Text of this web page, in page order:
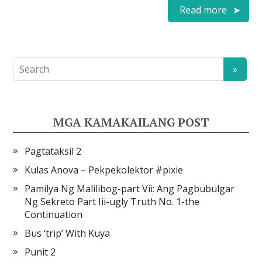
Read more
MGA KAMAKAILANG POST
Pagtataksil 2
Kulas Anova – Pekpekolektor #pixie
Pamilya Ng Malilibog-part Vii: Ang Pagbubulgar
Ng Sekreto Part Iii-ugly Truth No. 1-the
Continuation
Bus ‘trip’ With Kuya
Punit 2